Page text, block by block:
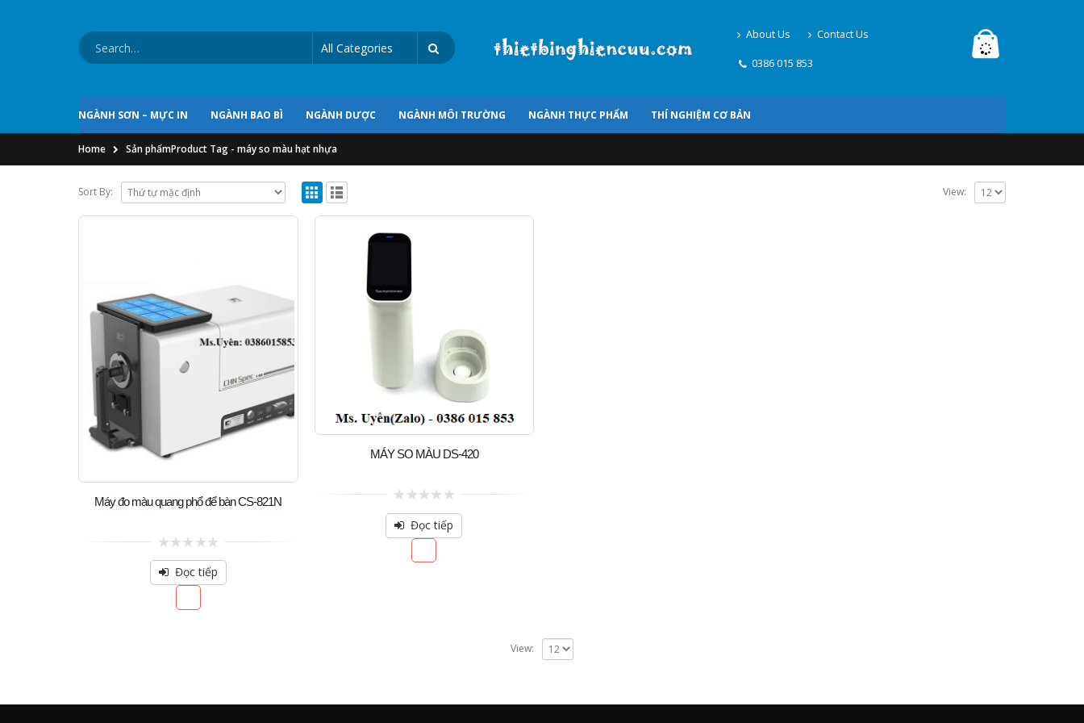
About Us Contact Us
0386 015 853
NGÀNH SƠN – MỰC IN NGÀNH BAO BÌ NGÀNH DƯỢC NGÀNH MÔI TRƯỜNG NGÀNH THỰC PHẨM THÍ NGHIỆM CƠ BẢN
Home Sản phẩmProduct Tag - máy so màu hạt nhựa
Sort By: View:
Máy đo màu quang phổ để bàn CS-821N
0
out
of
Đọc tiếp
MÁY SO MÀU DS-420
0
out
of
Đọc tiếp
View: